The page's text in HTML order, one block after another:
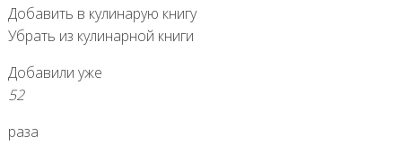
Добавить в кулинарую книгу
Убрать из кулинарной книги
Добавили уже
52
раза